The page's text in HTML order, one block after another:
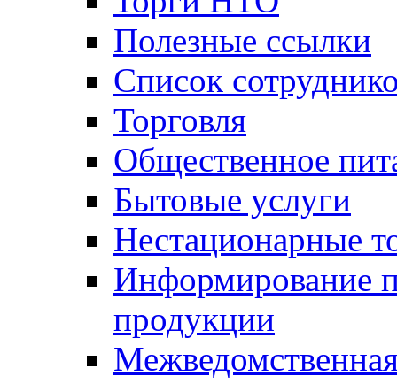
Полезные ссылки
Список
Торговля
Общественное
Бытовые услуги
Нестационарные
Информирование
продукции